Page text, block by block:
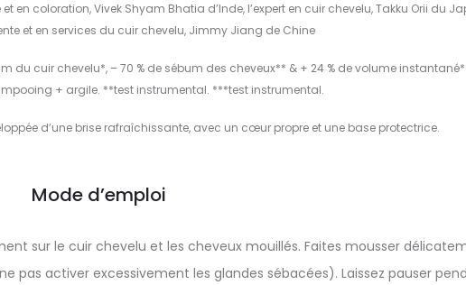
en coloration, Vivek Shyam Bhatia d’Inde, l’expert en cuir chevelu, Takku Orii du
et en services du cuir chevelu, Jimmy Jiang de Chine
du cuir chevelu*, – 70 % de sébum des cheveux** & + 24 % de volume
+ argile. **test instrumental. ***test instrumental.
d’une brise rafraîchissante, avec un cœur propre et une base protectrice.
Mode d’emploi
sur le cuir chevelu et les cheveux mouillés. Faites mousser
pas activer excessivement les glandes sébacées). Laissez pauser